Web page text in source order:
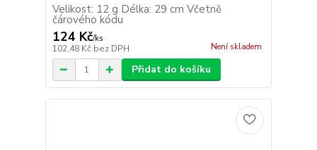
Velikost: 12 g Délka: 29 cm Včetně
čárového kódu
124 Kč/ks
102,48 Kč bez DPH Není skladem
Přidat do košíku